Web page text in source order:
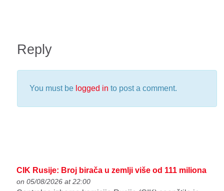
Reply
You must be logged in to post a comment.
CIK Rusije: Broj birača u zemlji više od 111 miliona
on 05/08/2026 at 22:00